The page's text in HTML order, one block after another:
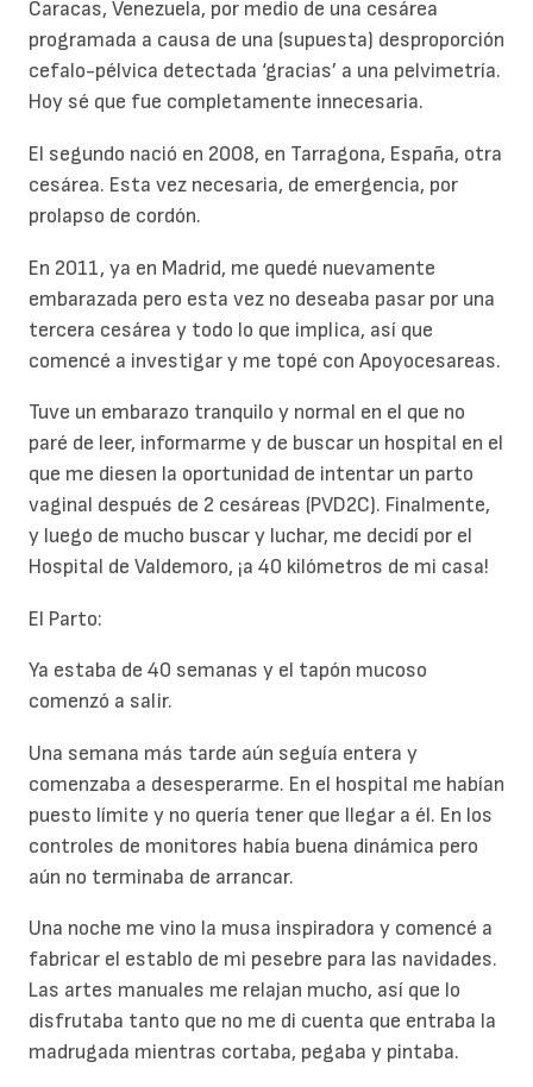
Caracas, Venezuela, por medio de una cesárea
programada a causa de una (supuesta) desproporción
cefalo-pélvica detectada ‘gracias’ a una pelvimetría.
Hoy sé que fue completamente innecesaria.
El segundo nació en 2008, en Tarragona, España, otra
cesárea. Esta vez necesaria, de emergencia, por
prolapso de cordón.
En 2011, ya en Madrid, me quedé nuevamente
embarazada pero esta vez no deseaba pasar por una
tercera cesárea y todo lo que implica, así que
comencé a investigar y me topé con Apoyocesareas.
Tuve un embarazo tranquilo y normal en el que no
paré de leer, informarme y de buscar un hospital en el
que me diesen la oportunidad de intentar un parto
vaginal después de 2 cesáreas (PVD2C). Finalmente,
y luego de mucho buscar y luchar, me decidí por el
Hospital de Valdemoro, ¡a 40 kilómetros de mi casa!
El Parto:
Ya estaba de 40 semanas y el tapón mucoso
comenzó a salir.
Una semana más tarde aún seguía entera y
comenzaba a desesperarme. En el hospital me habían
puesto límite y no quería tener que llegar a él. En los
controles de monitores había buena dinámica pero
aún no terminaba de arrancar.
Una noche me vino la musa inspiradora y comencé a
fabricar el establo de mi pesebre para las navidades.
Las artes manuales me relajan mucho, así que lo
disfrutaba tanto que no me di cuenta que entraba la
madrugada mientras cortaba, pegaba y pintaba.